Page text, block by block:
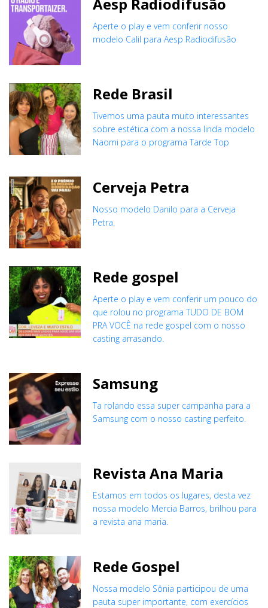
Aperte o play e vem conferir nosso
modelo Calil para Aesp Radiodifusão
Rede Brasil
Tivemos uma pauta muito interessantes
sobre estética com a nossa linda modelo
Naomi para o programa Tarde Top
Cerveja Petra
Nosso modelo Danilo para a Cerveja
Petra.
Rede gospel
Aperte o play e vem conferir um pouco do
que rolou no programa TUDO DE BOM
PRA VOCÊ na rede gospel com o nosso
casting arrasando.
Samsung
Ta rolando essa super campanha para a
Samsung com o nosso casting perfeito.
Revista Ana Maria
Estamos em todos os lugares, desta vez
nossa modelo Mercia Barros, brilhou para
a revista ana maria.
Rede Gospel
Nossa modelo Sônia participou de uma
pauta super importante, com exercícios